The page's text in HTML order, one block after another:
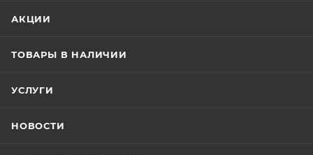
АКЦИИ
ТОВАРЫ В НАЛИЧИИ
УСЛУГИ
НОВОСТИ